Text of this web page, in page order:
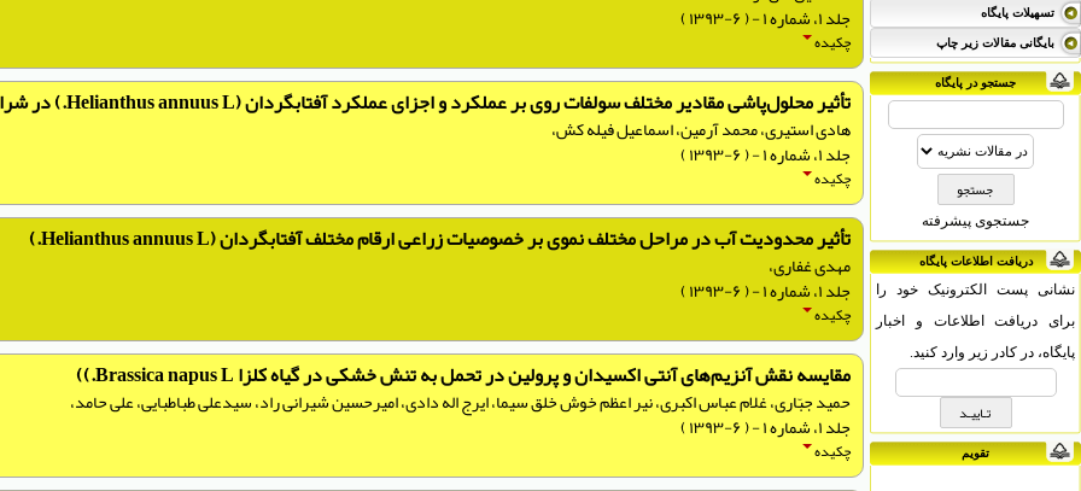
تسهیلات پایگاه
بایگانی مقالات زیر چاپ
جستجو در پایگاه
جستجوی پیشرفته
دریافت اطلاعات پایگاه
نشانی پست الکترونیک خود را
برای دریافت اطلاعات و اخبار
پایگاه، در کادر زیر وارد کنید.
تقویم
جلد ۱، شماره ۱ - ( ۶-۱۳۹۳ )
چکیده
تأثیر محلول‌پاشی مقادیر مختلف سولفات روی بر عملکرد و اجزای عملکرد آفتابگردان (Helianthus annuus L.) در شرایط تنش خشکی
هادی استیری، محمد آرمین، اسماعیل فیله کش،
جلد ۱، شماره ۱ - ( ۶-۱۳۹۳ )
چکیده
تأثیر محدودیت آب در مراحل مختلف نموی بر خصوصیات زراعی ارقام مختلف آفتابگردان (Helianthus annuus L.)
مهدی غفاری،
جلد ۱، شماره ۱ - ( ۶-۱۳۹۳ )
چکیده
مقایسه نقش آنزیم‌های آنتی اکسیدان و پرولین در تحمل به تنش خشکی در گیاه کلزا Brassica napus L.))
حمید جبّاری، غلام عباس اکبری، نیر اعظم خوش خلق سیما، ایرج اله دادی، امیرحسین شیرانی راد، سیدعلی طباطبایی، علی حامد،
جلد ۱، شماره ۱ - ( ۶-۱۳۹۳ )
چکیده